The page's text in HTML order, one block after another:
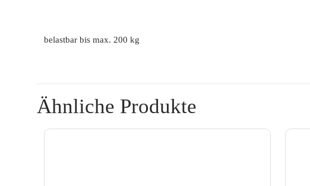
belastbar bis max. 200 kg
Ähnliche Produkte